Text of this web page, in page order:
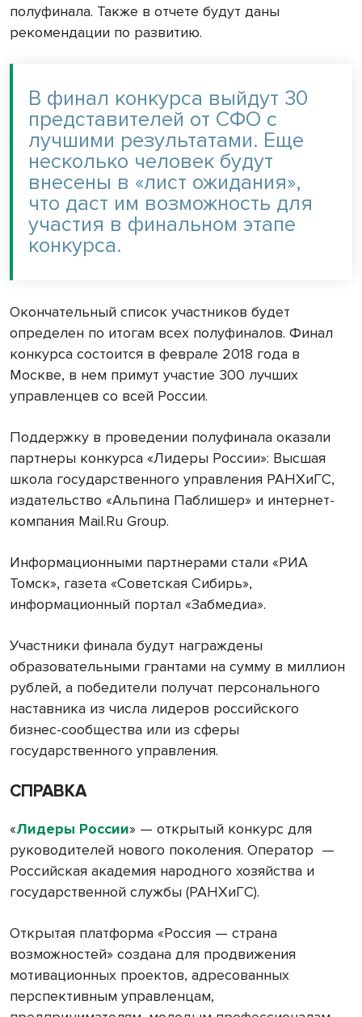
полуфинала. Также в отчете будут даны
рекомендации по развитию.
В финал конкурса выйдут 30
представителей от СФО с
лучшими результатами. Еще
несколько человек будут
внесены в «лист ожидания»,
что даст им возможность для
участия в финальном этапе
конкурса.
Окончательный список участников будет
определен по итогам всех полуфиналов. Финал
конкурса состоится в феврале 2018 года в
Москве, в нем примут участие 300 лучших
управленцев со всей России.
Поддержку в проведении полуфинала оказали
партнеры конкурса «Лидеры России»: Высшая
школа государственного управления РАНХиГС,
издательство «Альпина Паблишер» и интернет-
компания Mail.Ru Group.
Информационными партнерами стали «РИА
Томск», газета «Советская Сибирь»,
информационный портал «Забмедиа».
Участники финала будут награждены
образовательными грантами на сумму в миллион
рублей, а победители получат персонального
наставника из числа лидеров российского
бизнес-сообщества или из сферы
государственного управления.
СПРАВКА
«Лидеры России» — открытый конкурс для
руководителей нового поколения. Оператор —
Российская академия народного хозяйства и
государственной службы (РАНХиГС).
Открытая платформа «Россия — страна
возможностей» создана для продвижения
мотивационных проектов, адресованных
перспективным управленцам,